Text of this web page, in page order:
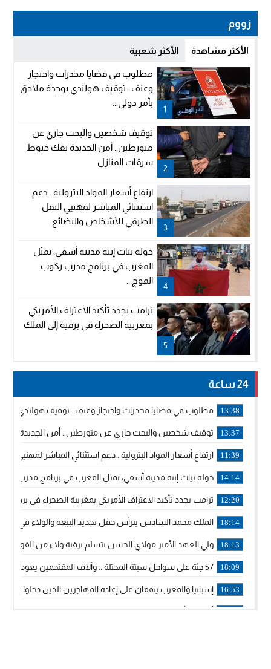
زووم
الأكثر مشاهدة الأكثر شعبية
1
مطلوب في قضايا مخدرات واحتجاز
وعنف.. توقيف هولندي بوجدة ملاحق
بأمر دولي...
2
توقيف شخصين والبحث جاري عن
متورطين.. أمن الجديدة يفك خيوط
سرقات المنازل
3
ارتفاع أسعار المواد البترولية.. دعم
استثنائي المباشر لمهنيي النقل
الطرقي للأشخاص والبضائع
4
خولة بيات إبنة مدينة أسفي، تمثل
المغرب في برنامج مدرب ركوب
الموج...
5
ترامب يجدد تأكيد الاعتراف الأمريكي
بمغربية الصحراء في برقية إلى الملك
24 ساعة
13:38 مطلوب في قضايا مخدرات واحتجاز وعنف.. توقيف هولندي
13:37 توقيف شخصين والبحث جاري عن متورطين.. أمن الجديدة يفك
11:39 ارتفاع أسعار المواد البترولية.. دعم استثنائي المباشر لمهنيي
14:14 خولة بيات إبنة مدينة أسفي، تمثل المغرب في برنامج مدرب
12:20 ترامب يجدد تأكيد الاعتراف الأمريكي بمغربية الصحراء في برقية
18:14 الملك محمد السادس يترأس حفل تجديد البيعة والولاء في
18:13 ولي العهد الأمير مولاي الحسن يتسلم برقية ولاء من القوات
18:09 57 جثة على سواحل سبتة المحتلة .. وآلاف المقتحمين يعودون إلى المغرب
16:53 إسبانيا والمغرب يتفقان على إعادة المهاجرين الذين دخلوا سبتة